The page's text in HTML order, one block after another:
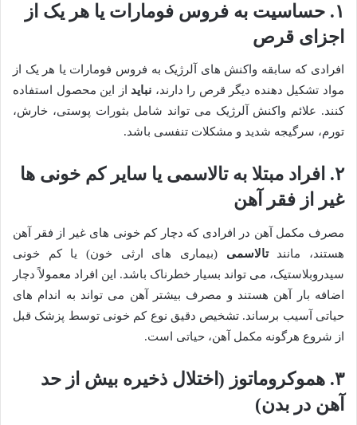
۱. حساسیت به فروس فومارات یا هر یک از
اجزای قرص
افرادی که سابقه واکنش های آلرژیک به فروس فومارات یا هر یک از
مواد تشکیل دهنده دیگر قرص را دارند، نباید از این محصول استفاده
کنند. علائم واکنش آلرژیک می تواند شامل بثورات پوستی، خارش،
تورم، سرگیجه شدید و مشکلات تنفسی باشد.
۲. افراد مبتلا به تالاسمی یا سایر کم خونی ها
غیر از فقر آهن
مصرف مکمل آهن در افرادی که دچار کم خونی های غیر از فقر آهن
هستند، مانندتالاسمی (بیماری های ارثی خون) یا کم خونی
سیدروبلاستیک، می تواند بسیار خطرناک باشد. این افراد معمولاً دچار
اضافه بار آهن هستند و مصرف بیشتر آهن می تواند به اندام های
حیاتی آسیب برساند. تشخیص دقیق نوع کم خونی توسط پزشک قبل
از شروع هرگونه مکمل آهن، حیاتی است.
۳. هموکروماتوز (اختلال ذخیره بیش از حد
آهن در بدن)